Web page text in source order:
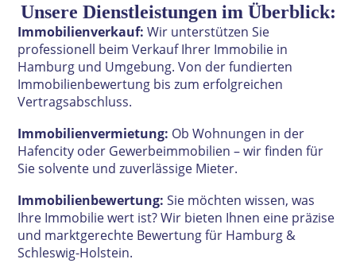
Unsere Dienstleistungen im Überblick:
Immobilienverkauf:Wir unterstützen Sie
professionell beim Verkauf Ihrer Immobilie in
Hamburg und Umgebung. Von der fundierten
Immobilienbewertung bis zum erfolgreichen
Vertragsabschluss.
Immobilienvermietung: Ob Wohnungen in der
Hafencity oder Gewerbeimmobilien – wir finden für
Sie solvente und zuverlässige Mieter.
Immobilienbewertung: Sie möchten wissen, was
Ihre Immobilie wert ist? Wir bieten Ihnen eine präzise
und marktgerechte Bewertung für Hamburg &
Schleswig-Holstein.